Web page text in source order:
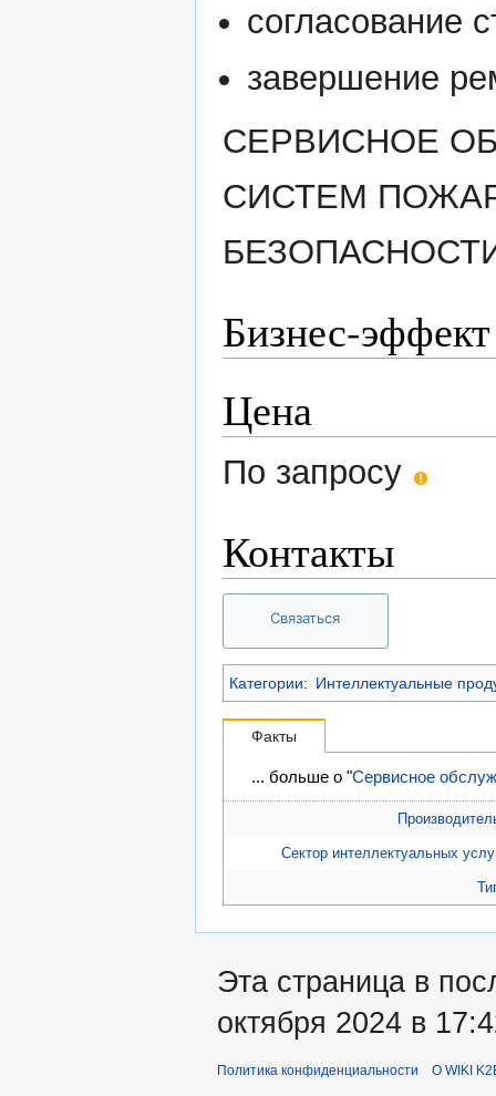
согласование
завершение
СЕРВИСНОЕ
СИСТЕМ
Бизнес-эффект
Цена
По запросу
Контакты
Связаться
Категории: Интеллектуальные
Факты
... больше о "Сервисное
Сектор интеллектуальных
Эта страница в
октября 2024 в
Политика конфиденциальности О WIKI